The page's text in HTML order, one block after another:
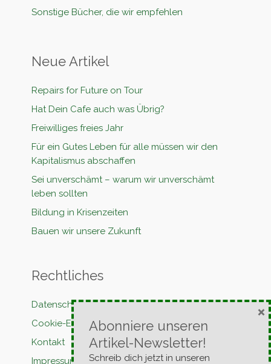
Sonstige Bücher, die wir empfehlen
Neue Artikel
Repairs for Future on Tour
Hat Dein Cafe auch was Übrig?
Freiwilliges freies Jahr
Für ein Gutes Leben für alle müssen wir den
Kapitalismus abschaffen
Sei unverschämt – warum wir unverschämt
leben sollten
Bildung in Krisenzeiten
Bauen wir unsere Zukunft
Rechtliches
Datenschutzerklärung
Cookie-Erklärung
Kontakt
Impressum
Abonniere unseren
Artikel-Newsletter!
Schreib dich jetzt in unseren
×